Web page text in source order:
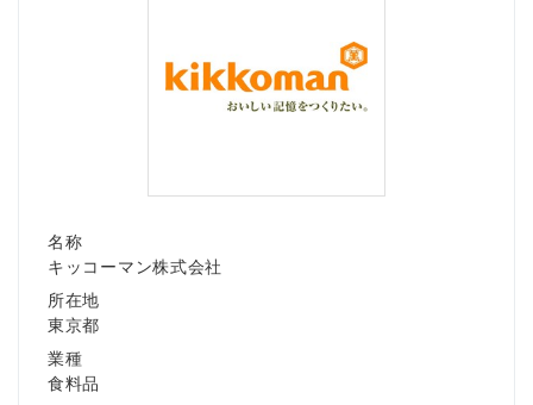
名称
キッコーマン株式会社
所在地
東京都
業種
食料品